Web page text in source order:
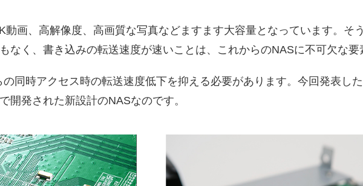
動画、高解像度、高画質な写真などますます大容量となっています。そ
なく、書き込みの転送速度が速いことは、これからのNASに不可欠な要
同時アクセス時の転送速度低下を抑える必要があります。今回発表し
開発された新設計のNASなのです。